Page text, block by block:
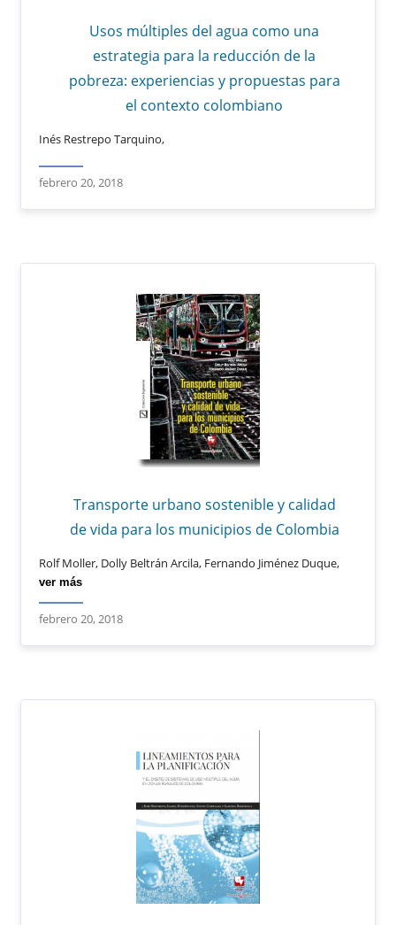
Usos múltiples del agua como una
estrategia para la reducción de la
pobreza: experiencias y propuestas para
el contexto colombiano
Inés Restrepo Tarquino,
febrero 20, 2018
Transporte urbano sostenible y calidad
de vida para los municipios de Colombia
Rolf Moller, Dolly Beltrán Arcila, Fernando Jiménez Duque,
ver más
febrero 20, 2018